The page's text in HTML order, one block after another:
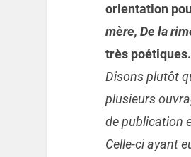
orientation
mère, De la
très
Disons plutôt
plusieurs
de publication
Celle-ci ayant